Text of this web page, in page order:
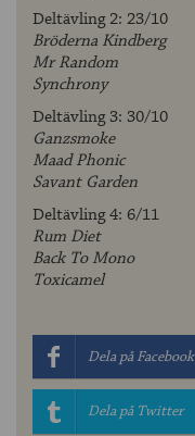
Deltävling 2: 23/10
Bröderna Kindberg
Mr Random
Synchrony
Deltävling 3: 30/10
Ganzsmoke
Maad Phonic
Savant Garden
Deltävling 4: 6/11
Rum Diet
Back To Mono
Toxicamel
Dela på Facebook
Dela på Twitter